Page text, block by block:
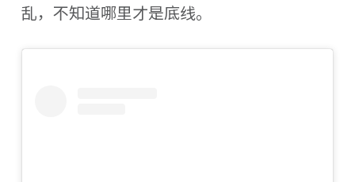
乱，不知道哪里才是底线。